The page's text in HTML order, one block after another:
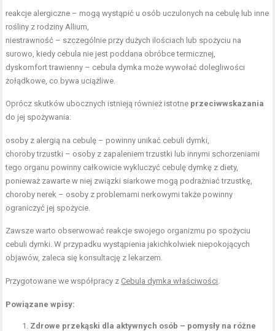
reakcje alergiczne – mogą wystąpić u osób uczulonych na cebulę lub inne
rośliny z rodziny Allium,
niestrawność – szczególnie przy dużych ilościach lub spożyciu na
surowo, kiedy cebula nie jest poddana obróbce termicznej,
dyskomfort trawienny – cebula dymka może wywołać dolegliwości
żołądkowe, co bywa uciążliwe.
Oprócz skutków ubocznych istnieją również istotne przeciwwskazania
do jej spożywania:
osoby z alergią na cebulę – powinny unikać cebuli dymki,
choroby trzustki – osoby z zapaleniem trzustki lub innymi schorzeniami
tego organu powinny całkowicie wykluczyć cebulę dymkę z diety,
ponieważ zawarte w niej związki siarkowe mogą podrażniać trzustkę,
choroby nerek – osoby z problemami nerkowymi także powinny
ograniczyć jej spożycie.
Zawsze warto obserwować reakcje swojego organizmu po spożyciu
cebuli dymki. W przypadku wystąpienia jakichkolwiek niepokojących
objawów, zaleca się konsultację z lekarzem.
Przygotowane we współpracy z Cebula dymka właściwości
Powiązane wpisy:
Zdrowe przekąski dla aktywnych osób – pomysły na różne